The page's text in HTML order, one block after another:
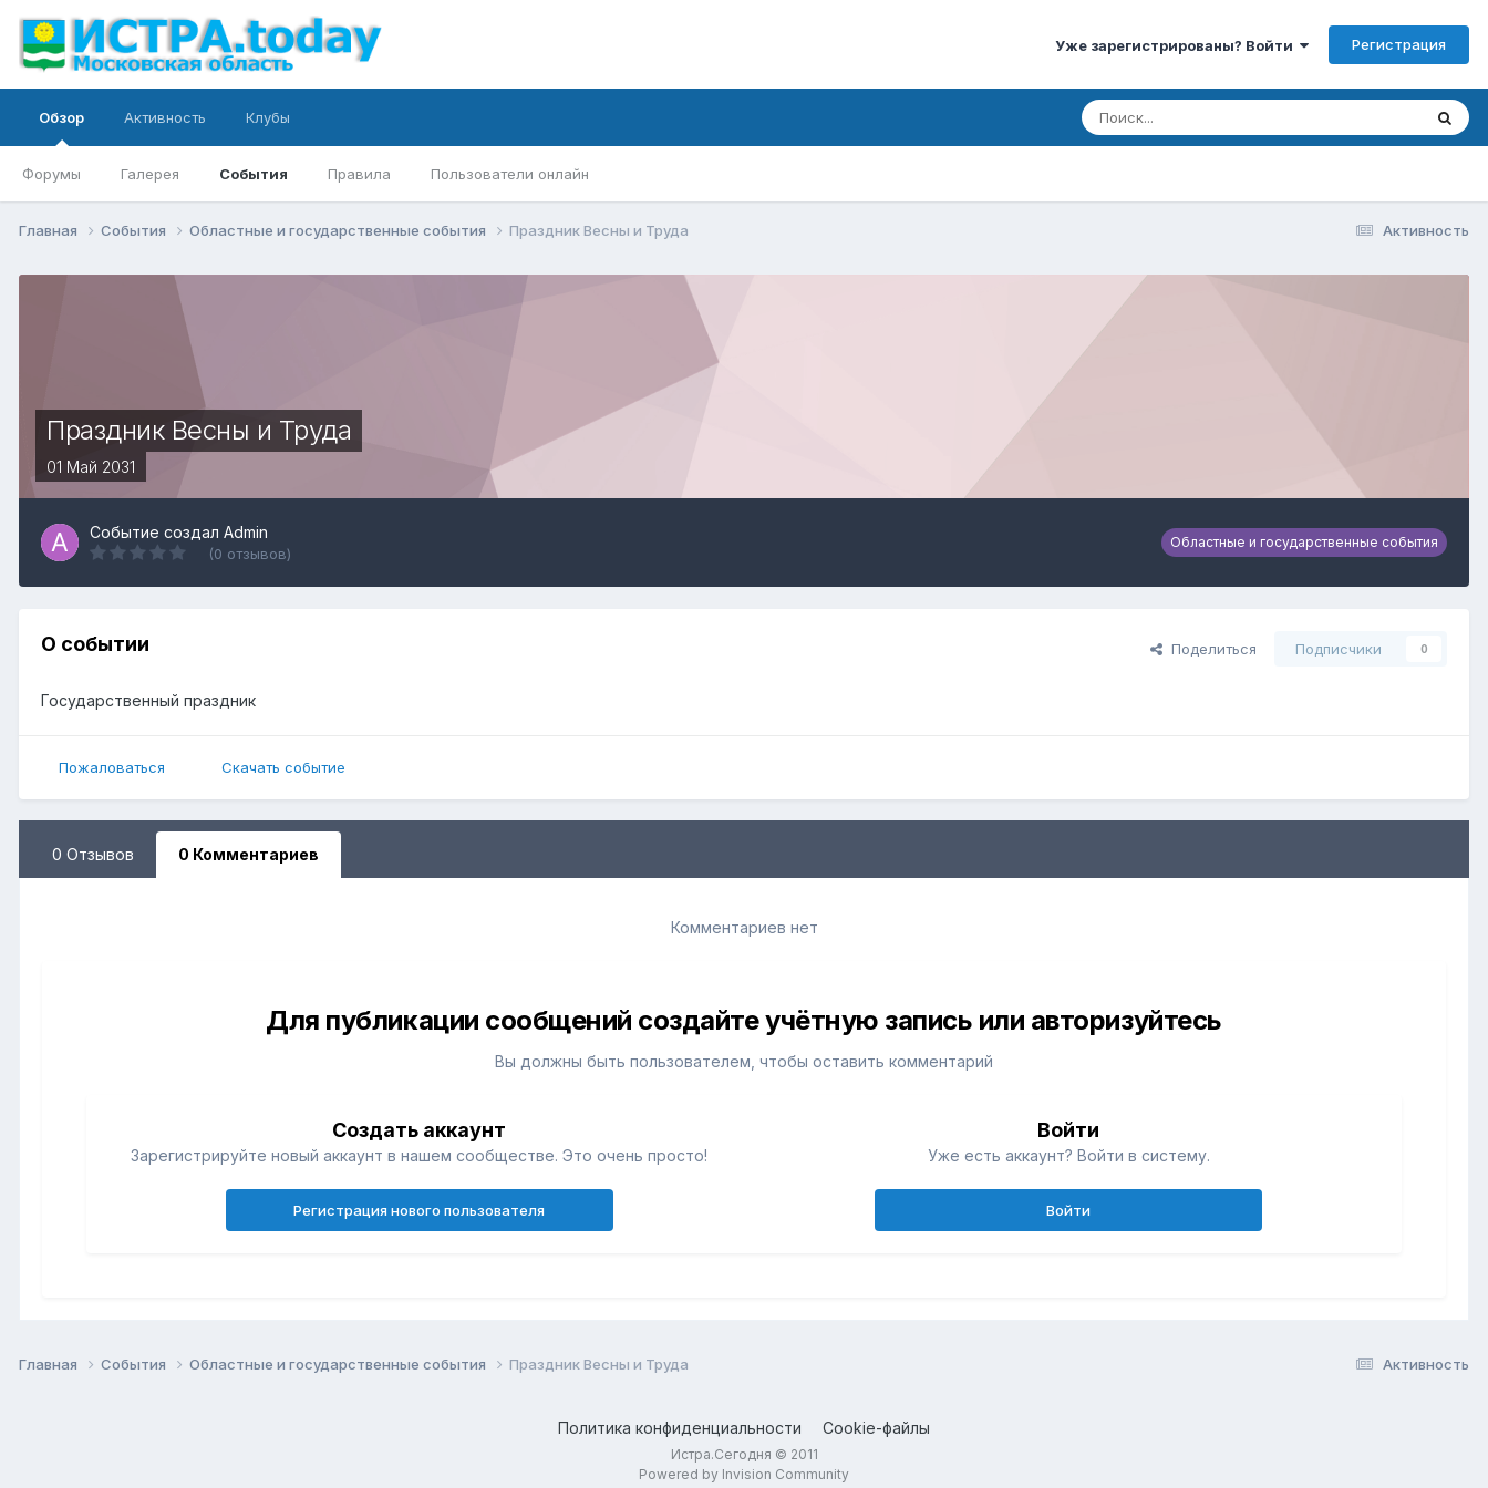
Уже зарегистрированы? Войти Регистрация
Обзор
Форумы Галерея События Правила Пользователи онлайн
Активность Клубы
Активность
Главная События Областные и государственные события Праздник Весны и Труда
Праздник Весны и Труда
01 Май 2031
Событие создал Admin
(0 отзывов)
Областные и государственные события
О событии Поделиться Подписчики 0
Государственный праздник
Пожаловаться Скачать событие
0 Отзывов 0 Комментариев
Комментариев нет
Для публикации сообщений создайте учётную запись или авторизуйтесь
Вы должны быть пользователем, чтобы оставить комментарий
Создать аккаунт
Зарегистрируйте новый аккаунт в нашем сообществе. Это очень просто!
Регистрация нового пользователя
Войти
Уже есть аккаунт? Войти в систему.
Войти
Активность
Главная События Областные и государственные события Праздник Весны и Труда
Политика конфиденциальности Cookie-файлы
Истра.Сегодня © 2011
Powered by Invision Community